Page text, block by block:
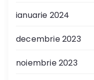
ianuarie 2024
decembrie 2023
noiembrie 2023